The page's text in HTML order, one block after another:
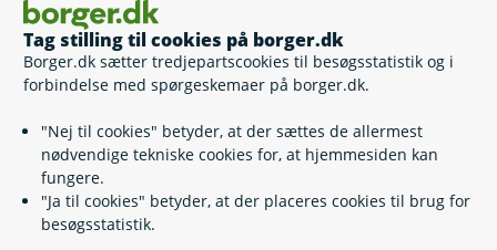
Tag stilling til cookies på borger.dk
Borger.dk sætter tredjepartscookies til besøgsstatistik og i
forbindelse med spørgeskemaer på borger.dk.
"Nej til cookies" betyder, at der sættes de allermest
nødvendige tekniske cookies for, at hjemmesiden kan
fungere.
"Ja til cookies" betyder, at der placeres cookies til brug for
besøgsstatistik.
Vi er/har været gift
Vi er/har været samlevende
Næste
Vær opmærksom på, at vi ikke gemmer eller sender